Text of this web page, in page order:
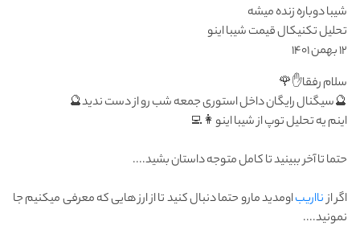
شیبا دوباره زنده میشه
تحلیل تکنیکال قیمت شیبا اینو
۱۲ بهمن ۱۴۰۱
سلام رفقا✋🌹
🔮سیگنال رایگان داخل استوری جمعه شب رو از دست ندید🔮
اینم یه تحلیل توپ از شیبا اینو👩‍💻
حتما تا آخر ببینید تا کامل متوجه داستان بشید....
اگر ازنااریباومدید مارو حتما دنبال کنید تا از ارز هایی که معرفی میکنیم جا
نمونید....